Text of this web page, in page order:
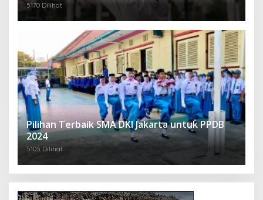
5170 Dilihat
Pilihan Terbaik SMA DKI Jakarta untuk PPDB
2024
5105 Dilihat